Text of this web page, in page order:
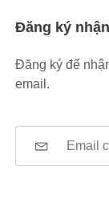
Đăng ký
Đăng ký để
email.